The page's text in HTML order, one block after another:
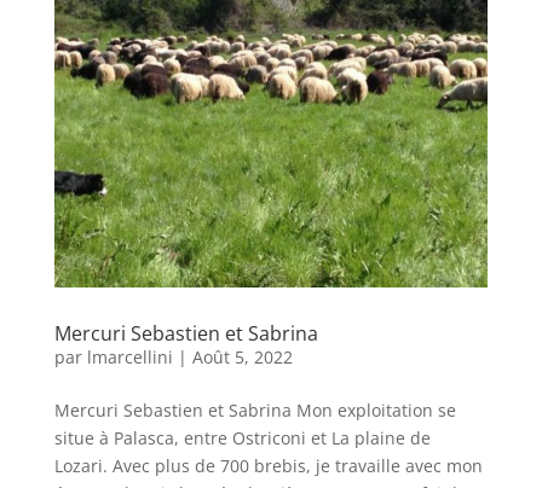
Mercuri Sebastien et Sabrina
par lmarcellini | Août 5, 2022
Mercuri Sebastien et Sabrina Mon exploitation se
situe à Palasca, entre Ostriconi et La plaine de
Lozari. Avec plus de 700 brebis, je travaille avec mon